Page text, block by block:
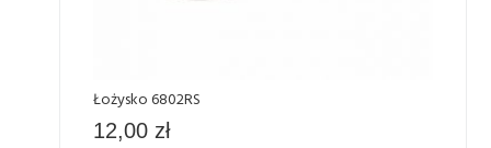
Łożysko 6802RS
12,00 zł